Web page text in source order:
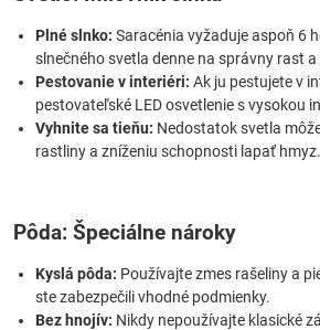
Plné slnko: Saracénia vyžaduje aspoň 6
slnečného svetla denne na správny rast
Pestovanie v interiéri: Ak ju pestujete v
pestovateľské LED osvetlenie s vysokou
Vyhnite sa tieňu: Nedostatok svetla
rastliny a zníženiu schopnosti lapať hmyz.
Pôda: Špeciálne nároky
Kyslá pôda: Používajte zmes rašeliny a
ste zabezpečili vhodné podmienky.
Bez hnojív: Nikdy nepoužívajte klasické